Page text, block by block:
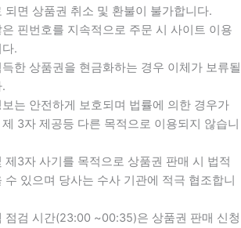
되면 상품권 취소 및 환불이 불가합니다.
핀번호를 지속적으로 주문 시 사이트 이용
.
한 상품권을 현금화하는 경우 이체가 보류될
는 안전하게 보호되며 법률에 의한 경우가
3자 제공등 다른 목적으로 이용되지 않습니
제3자 사기를 목적으로 상품권 판매 시 법적
수 있으며 당사는 수사 기관에 적극 협조합니
점검 시간(23:00 ~00:35)은 상품권 판매 신청